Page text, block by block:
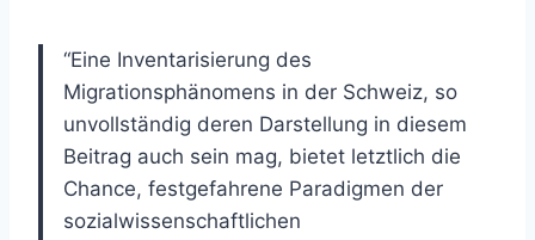
“Eine Inventarisierung des
Migrationsphänomens in der Schweiz, so
unvollständig deren Darstellung in diesem
Beitrag auch sein mag, bietet letztlich die
Chance, festgefahrene Paradigmen der
sozialwissenschaftlichen